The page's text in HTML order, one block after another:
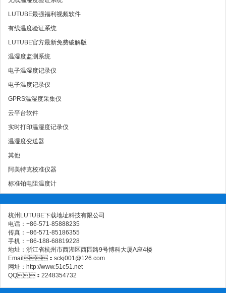
LUTUBE最强福利视频软件
有线温度验证系统
LUTUBE官方最新免费破解版
温湿度监测系统
电子温湿度记录仪
电子温度记录仪
GPRS温湿度采集仪
云平台软件
实时打印温湿度记录仪
温湿度变送器
其他
阿美特克校准仪器
标准铂电阻温度计
杭州LUTUBE下载地址科技有限公司
电话：+86-571-85888235
传真：+86-571-85186355
手机：+86-188-68819228
地址：浙江省杭州市西湖区西园路9号博科大厦A座4楼
Email：sckj001@126.com
网址：http://www.51c51.net
QQ：2248354732